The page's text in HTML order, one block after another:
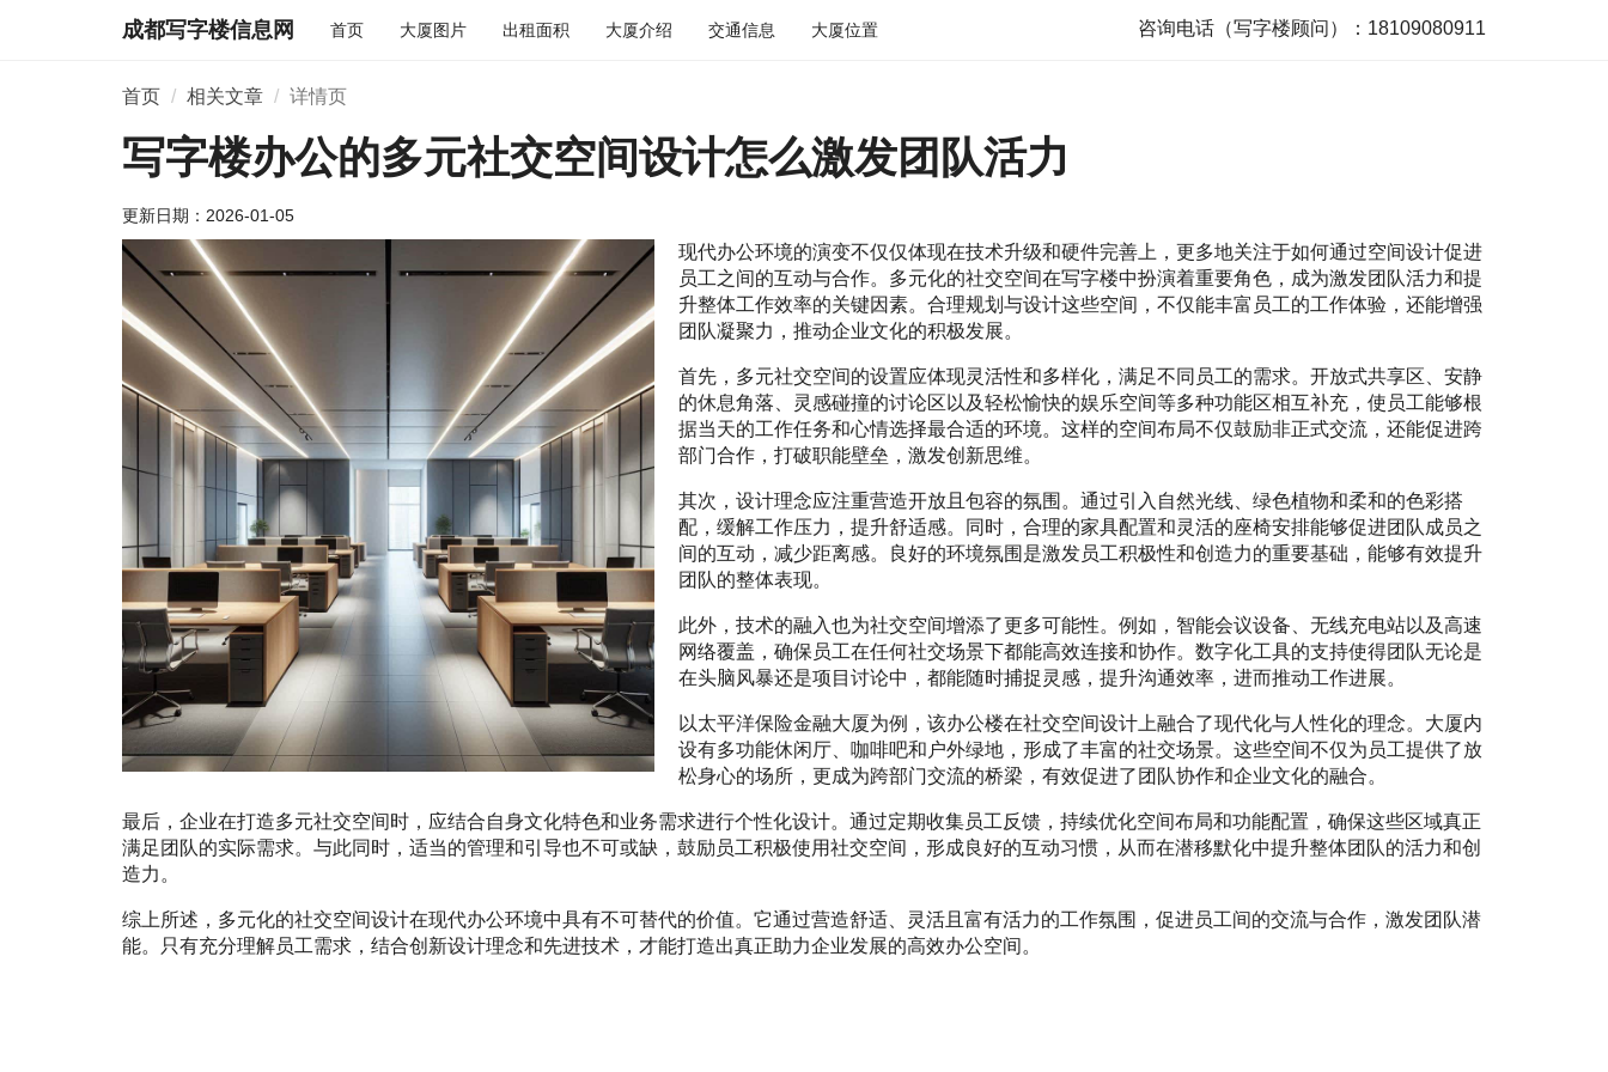
成都写字楼信息网 首页 大厦图片 出租面积 大厦介绍 交通信息 大厦位置 咨询电话（写字楼顾问）：18109080911
首页 相关文章 详情页
写字楼办公的多元社交空间设计怎么激发团队活力
更新日期： 2026-01-05
现代办公环境的演变不仅仅体现在技术升级和硬件完善上，更多地关注于如何通过空间设计促进
员工之间的互动与合作。多元化的社交空间在写字楼中扮演着重要角色，成为激发团队活力和提
升整体工作效率的关键因素。合理规划与设计这些空间，不仅能丰富员工的工作体验，还能增强
团队凝聚力，推动企业文化的积极发展。
首先，多元社交空间的设置应体现灵活性和多样化，满足不同员工的需求。开放式共享区、安静
的休息角落、灵感碰撞的讨论区以及轻松愉快的娱乐空间等多种功能区相互补充，使员工能够根
据当天的工作任务和心情选择最合适的环境。这样的空间布局不仅鼓励非正式交流，还能促进跨
部门合作，打破职能壁垒，激发创新思维。
其次，设计理念应注重营造开放且包容的氛围。通过引入自然光线、绿色植物和柔和的色彩搭
配，缓解工作压力，提升舒适感。同时，合理的家具配置和灵活的座椅安排能够促进团队成员之
间的互动，减少距离感。良好的环境氛围是激发员工积极性和创造力的重要基础，能够有效提升
团队的整体表现。
此外，技术的融入也为社交空间增添了更多可能性。例如，智能会议设备、无线充电站以及高速
网络覆盖，确保员工在任何社交场景下都能高效连接和协作。数字化工具的支持使得团队无论是
在头脑风暴还是项目讨论中，都能随时捕捉灵感，提升沟通效率，进而推动工作进展。
以太平洋保险金融大厦为例，该办公楼在社交空间设计上融合了现代化与人性化的理念。大厦内
设有多功能休闲厅、咖啡吧和户外绿地，形成了丰富的社交场景。这些空间不仅为员工提供了放
松身心的场所，更成为跨部门交流的桥梁，有效促进了团队协作和企业文化的融合。
最后，企业在打造多元社交空间时，应结合自身文化特色和业务需求进行个性化设计。通过定期收集员工反馈，持续优化空间布局和功能配置，确保这些区域真正
满足团队的实际需求。与此同时，适当的管理和引导也不可或缺，鼓励员工积极使用社交空间，形成良好的互动习惯，从而在潜移默化中提升整体团队的活力和创
造力。
综上所述，多元化的社交空间设计在现代办公环境中具有不可替代的价值。它通过营造舒适、灵活且富有活力的工作氛围，促进员工间的交流与合作，激发团队潜
能。只有充分理解员工需求，结合创新设计理念和先进技术，才能打造出真正助力企业发展的高效办公空间。